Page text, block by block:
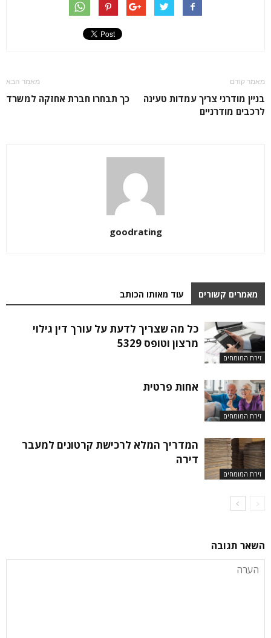
מאמר קודם
בניין מודרני צריך עמדות טעינה
לרכבים מודרניים
מאמר הבא
כך תבחרו חברת אחזקה למשרד
goodrating
מאמרים קשורים עוד מאותו הכותב
זירת המומחים
כל מה שצריך לדעת על עורך דין גילוי
מרצון וטופס 5329
זירת המומחים
אחות פרטית
זירת המומחים
המדריך המלא לרכישת קרטונים למעבר
דירה
השאר תגובה